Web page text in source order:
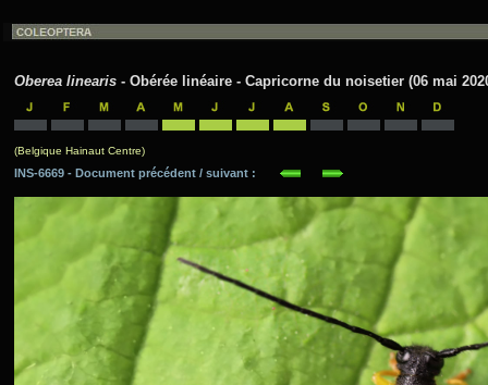
Oberea linearis - Obérée linéaire - Capricorne du noisetier (06 mai
(Belgique Hainaut Centre)
INS-6669 - Document précédent / suivant :